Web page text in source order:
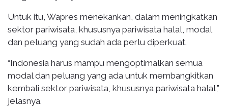
Untuk itu, Wapres menekankan, dalam meningkatkan
sektor pariwisata, khususnya pariwisata halal, modal
dan peluang yang sudah ada perlu diperkuat.
“Indonesia harus mampu mengoptimalkan semua
modal dan peluang yang ada untuk membangkitkan
kembali sektor pariwisata, khususnya pariwisata halal,”
jelasnya.